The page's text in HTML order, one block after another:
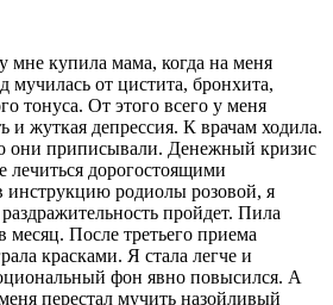
купила мама, когда на меня
мучилась от цистита, бронхита,
тонуса. От этого всего у меня
и жуткая депрессия. К врачам ходила.
они приписывали. Денежный кризис
лечиться дорогостоящими
инструкцию родиолы розовой, я
пройдет. Пила
месяц. После третьего приема
красками. Я стала легче и
фон явно повысился. А
перестал мучить назойливый